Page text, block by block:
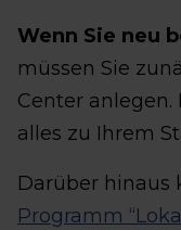
Wenn Sie neu
müssen Sie
Center anlegen.
alles zu Ihrem
Darüber hinaus
Programm